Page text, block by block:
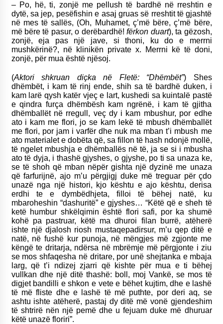
– Po, hë, ti, zonjë me pellush të bardhë në rreshtin e
dytë, sa jep, pesëfishin e asaj gruas së rreshtit të gjashtë
në mes të sallës, (Oh, Muhamet, ç’më bëre, ç’më bëre,
më bëre të pasur, o derëbardhë!fërkon duart), ta gëzosh,
zonjë, eja pas një jave, si thoni, ku do e merrni
mushkërinë?, në klinikën private x. Merrni kë të doni,
zonjë, për mua është njësoj.
(Aktori shkruan diçka në Fletë: “Dhëmbët”) Shes
dhëmbët, i kam të rinj ende, shih sa të bardhë duken, i
kam larë qysh katër vjeç e lart, kushedi sa kuintalë pastë
e qindra furça dhëmbësh kam ngrënë, i kam të gjitha
dhëmballët në rregull, veç dy i kam mbushur, por edhe
ato i kam me flori, jo se kam lekë të mbush dhëmballët
me flori, por jam i varfër dhe nuk ma mban t’i mbush me
ato materialet e dobëta që, sa fillon të hash ndonjë mollë,
të ngelet mbushja e dhëmballës në të, ja se si i mbusha
ato të dyja, i thashë gjyshes, o gjyshe, po ti sa unaza ke,
se të shoh që mban nëpër gishta një dyzinë me unaza
që farfurijnë, ajo m’u përgjigj duke më treguar për çdo
unazë nga një histori, kjo kështu e ajo kështu, derisa
erdhi te e dymbëdhjeta, filloi të bëhej natë, ku
mbaroheshin “dashuritë” e gjyshes… “Këtë që e sheh të
ketë humbur shkëlqimin është flori safi, por ka shumë
kohë pa pastruar, këtë ma dhuroi filan burrë, atëherë
ishte një djalosh riosh mustaqepadirsur, m’u qep ditë e
natë, në fushë kur punoja, në mëngjes më zgjonte me
këngë te dritarja, ndërsa në mbrëmje më përgjonte i ziu
se mos shfaqesha në dritare, por unë shejtanka e mbaja
larg, që t’i ndizej zjarri që kishte për mua e ti bëhej
vullkan dhe një ditë thashë: boll, moj Vankë, se mos të
digjet bandilli e shkon e vete e bëhet kujtim, dhe e lashë
të më fliste dhe e lashë të më puthte, por deri aq, se
ashtu ishte atëherë, pastaj dy ditë më vonë gjendeshim
të shtrirë nën një pemë dhe u fejuam duke më dhuruar
këtë unazë floriri”.